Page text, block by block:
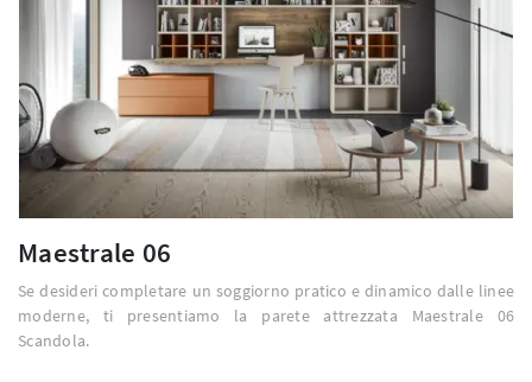
Maestrale 06
Se desideri completare un soggiorno pratico e dinamico dalle linee
moderne, ti presentiamo la parete attrezzata Maestrale 06
Scandola.